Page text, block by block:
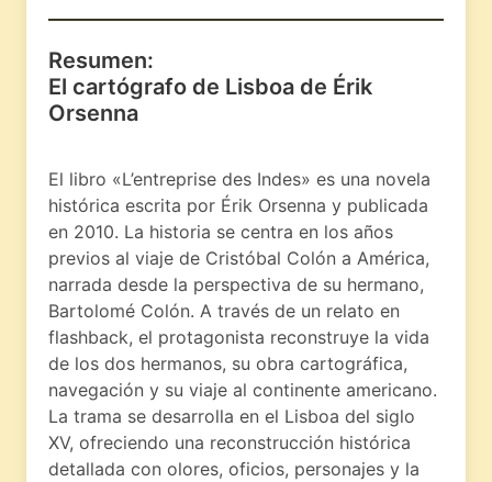
Resumen:
El cartógrafo de Lisboa de Érik
Orsenna
El libro «L’entreprise des Indes» es una novela
histórica escrita por Érik Orsenna y publicada
en 2010. La historia se centra en los años
previos al viaje de Cristóbal Colón a América,
narrada desde la perspectiva de su hermano,
Bartolomé Colón. A través de un relato en
flashback, el protagonista reconstruye la vida
de los dos hermanos, su obra cartográfica,
navegación y su viaje al continente americano.
La trama se desarrolla en el Lisboa del siglo
XV, ofreciendo una reconstrucción histórica
detallada con olores, oficios, personajes y la